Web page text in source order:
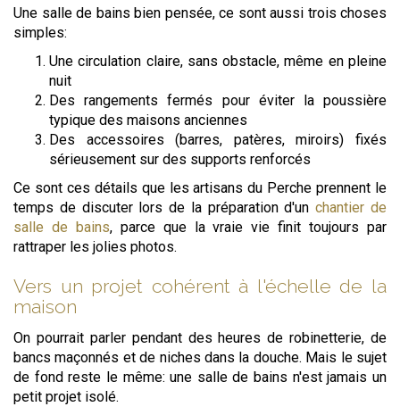
Une salle de bains bien pensée, ce sont aussi trois choses
simples:
Une circulation claire, sans obstacle, même en pleine
nuit
Des rangements fermés pour éviter la poussière
typique des maisons anciennes
Des accessoires (barres, patères, miroirs) fixés
sérieusement sur des supports renforcés
Ce sont ces détails que les artisans du Perche prennent le
temps de discuter lors de la préparation d'unchantier de
salle de bains, parce que la vraie vie finit toujours par
rattraper les jolies photos.
Vers un projet cohérent à l'échelle de la
maison
On pourrait parler pendant des heures de robinetterie, de
bancs maçonnés et de niches dans la douche. Mais le sujet
de fond reste le même: une salle de bains n'est jamais un
petit projet isolé.